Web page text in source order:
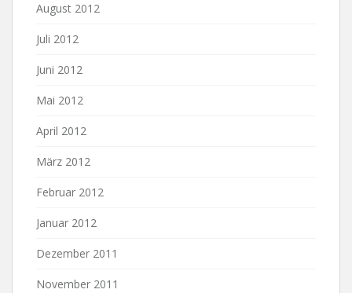
August 2012
Juli 2012
Juni 2012
Mai 2012
April 2012
März 2012
Februar 2012
Januar 2012
Dezember 2011
November 2011